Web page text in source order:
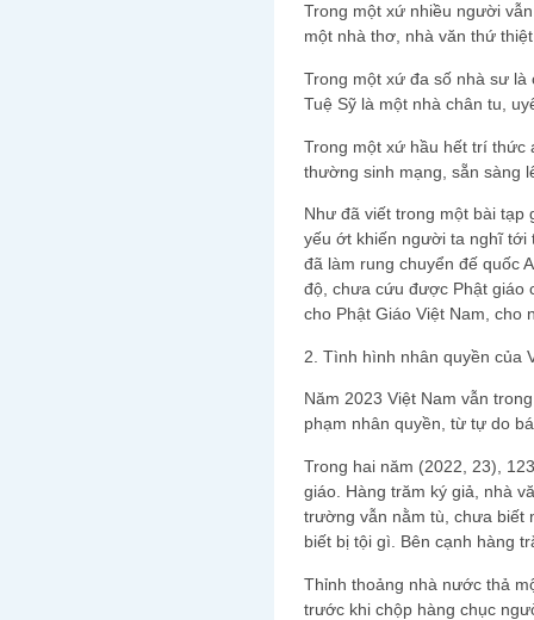
Trong một xứ nhiều người
một nhà thơ, nhà văn thứ
Trong một xứ đa số nhà sư là
Tuệ Sỹ là một nhà chân tu,
Trong một xứ hầu hết trí thức
thường sinh mạng, sẵn sàng
Như đã viết trong một bài tạp
yếu ớt khiến người ta nghĩ tới
đã làm rung chuyển đế quốc
độ, chưa cứu được Phật giáo
cho Phật Giáo Việt Nam, cho
2. Tình hình nhân quyền của
Năm 2023 Việt Nam vẫn
phạm nhân quyền, từ tự do
Trong hai năm (2022, 23),
giáo. Hàng trăm ký giả, nhà
trường vẫn nằm tù, chưa biết
biết bị tội gì. Bên cạnh hàng
Thỉnh thoảng nhà nước thả
trước khi chộp hàng chục